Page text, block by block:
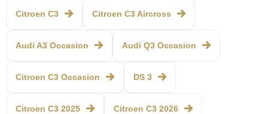
Citroen C3 Citroen C3 Aircross
Audi A3 Occasion Audi Q3 Occasion
Citroen C3 Occasion DS 3
Citroen C3 2025 Citroen C3 2026